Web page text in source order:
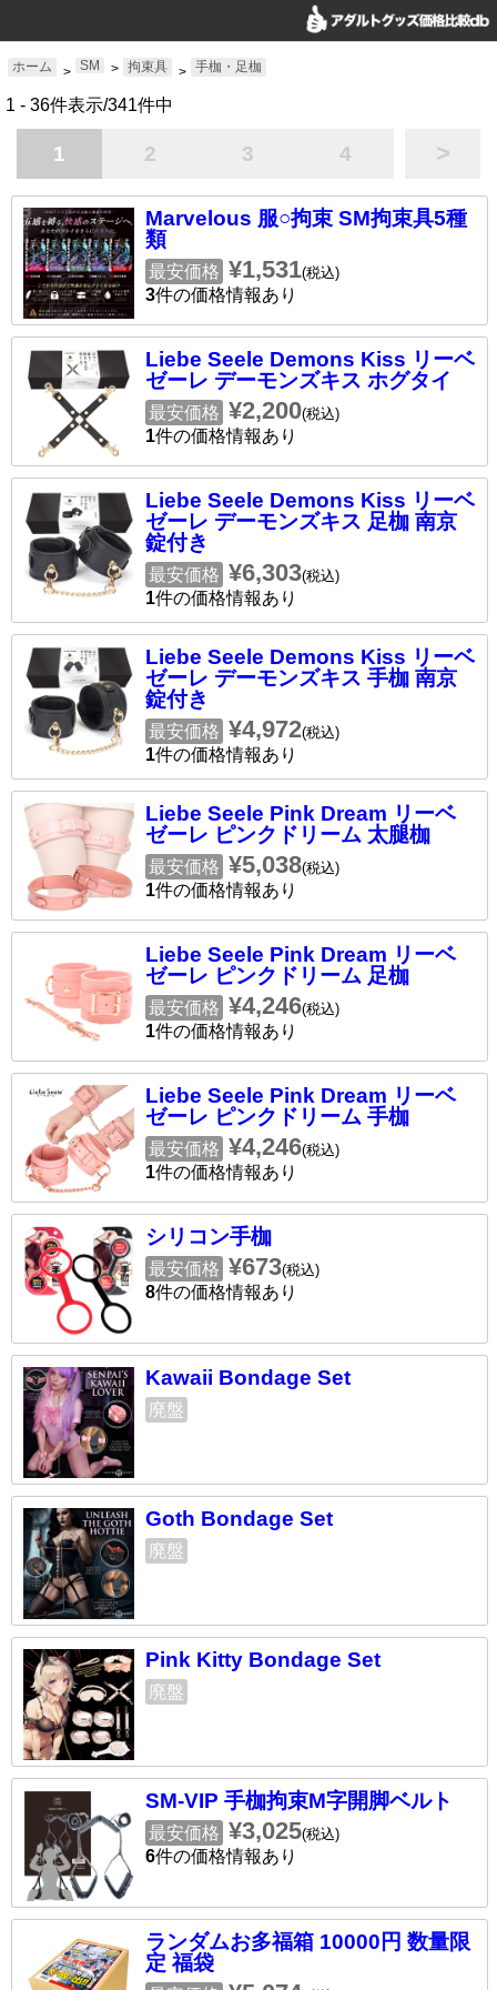
ホーム > SM > 拘束具 > 手枷・足枷
1 - 36件表示/341件中
1 2 3 4 >
Marvelous 服○拘束 SM拘束具5種
類
最安価格 ¥1,531(税込)
3件の価格情報あり
Liebe Seele Demons Kiss リーベ
ゼーレ デーモンズキス ホグタイ
最安価格 ¥2,200(税込)
1件の価格情報あり
Liebe Seele Demons Kiss リーベ
ゼーレ デーモンズキス 足枷 南京
錠付き
最安価格 ¥6,303(税込)
1件の価格情報あり
Liebe Seele Demons Kiss リーベ
ゼーレ デーモンズキス 手枷 南京
錠付き
最安価格 ¥4,972(税込)
1件の価格情報あり
Liebe Seele Pink Dream リーベ
ゼーレ ピンクドリーム 太腿枷
最安価格 ¥5,038(税込)
1件の価格情報あり
Liebe Seele Pink Dream リーベ
ゼーレ ピンクドリーム 足枷
最安価格 ¥4,246(税込)
1件の価格情報あり
Liebe Seele Pink Dream リーベ
ゼーレ ピンクドリーム 手枷
最安価格 ¥4,246(税込)
1件の価格情報あり
シリコン手枷
最安価格 ¥673(税込)
8件の価格情報あり
Kawaii Bondage Set
廃盤
Goth Bondage Set
廃盤
Pink Kitty Bondage Set
廃盤
SM-VIP 手枷拘束M字開脚ベルト
最安価格 ¥3,025(税込)
6件の価格情報あり
ランダムお多福箱 10000円 数量限
定 福袋